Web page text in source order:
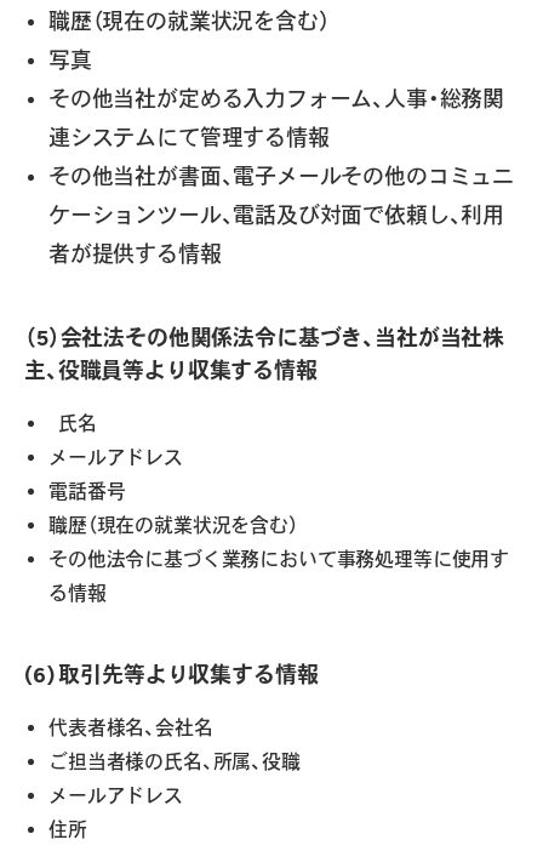
職歴（現在の就業状況を含む）
写真
その他当社が定める入力フォーム、人事・総務関
連システムにて管理する情報
その他当社が書面、電子メールその他のコミュニ
ケーションツール、電話及び対面で依頼し、利用
者が提供する情報
（5）会社法その他関係法令に基づき、当社が当社株
主、役職員等より収集する情報
氏名
メールアドレス
電話番号
職歴（現在の就業状況を含む）
その他法令に基づく業務において事務処理等に使用す
る情報
(6) 取引先等より収集する情報
代表者様名、会社名
ご担当者様の氏名、所属、役職
メールアドレス
住所